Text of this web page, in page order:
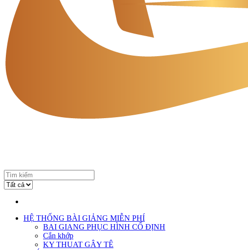
HỆ THỐNG BÀI GIẢNG MIỄN PHÍ
BAI GIANG PHỤC HÌNH CỐ ĐỊNH
Cắn khớp
KY THUAT GÂY TÊ